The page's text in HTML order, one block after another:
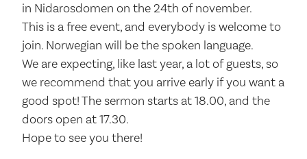
in Nidarosdomen on the 24th of november.
This is a free event, and everybody is welcome to
join. Norwegian will be the spoken language.
We are expecting, like last year, a lot of guests, so
we recommend that you arrive early if you want a
good spot! The sermon starts at 18.00, and the
doors open at 17.30.
Hope to see you there!